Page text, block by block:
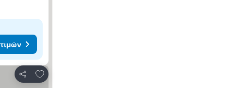
Κοινοποίηση
Προσθήκη στα αγαπημένα